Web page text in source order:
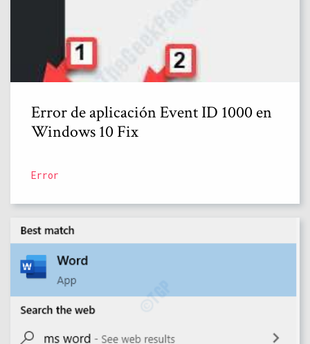
Error de aplicación Event ID 1000 en
Windows 10 Fix
Error